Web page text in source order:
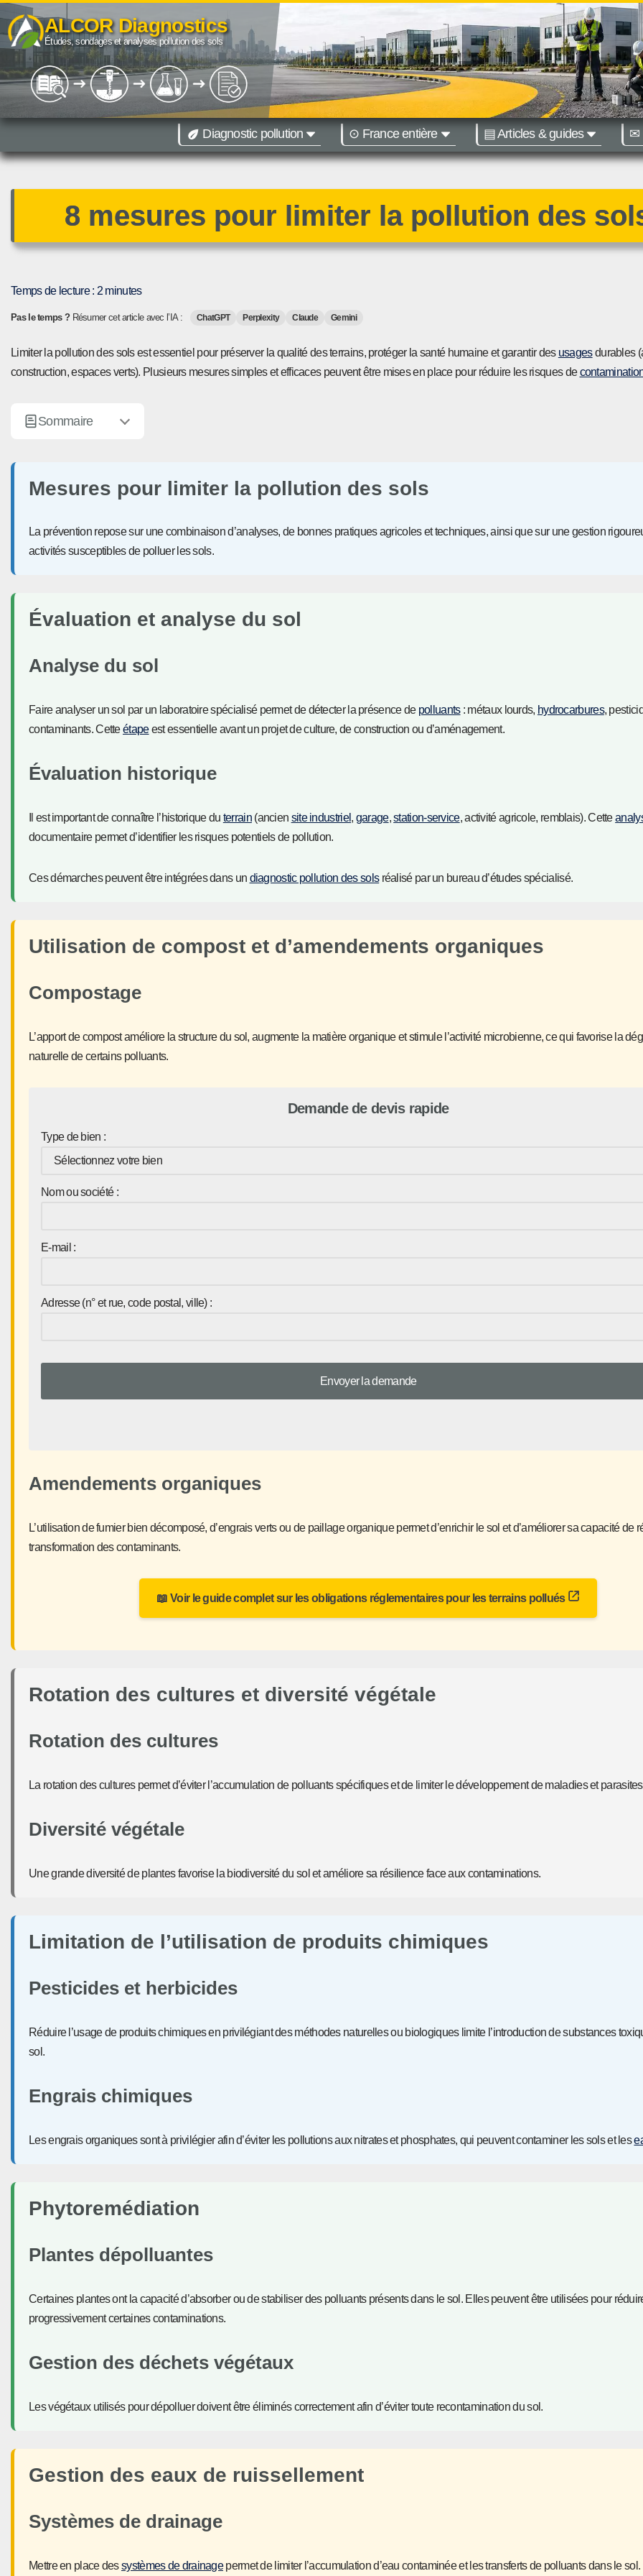
Aller
au
contenu
ALCOR Diagnostics
Études, sondages et analyses pollution des sols
Diagnostic pollution ⊙ France entière ▤ Articles & guides ✉
09 67 38 40 85
ParisLilleDijonLyonMarseilleMontpellierToulouseBesançonNantesBordeaux
8 mesures pour limiter la pollution des
Temps de lecture : 2 minutes
Pas le temps ? Résumer cet article avec l’IA : ChatGPT Perplexity Claude Gemini
Limiter la pollution des sols est essentiel pour préserver la qualité des terrains, protéger la santé humaine et garantir des usagesdurables
construction, espaces verts). Plusieurs mesures simples et efficaces peuvent être mises en place pour réduire les risques de
Sommaire
Mesures pour limiter la pollution des sols
La prévention repose sur une combinaison d’analyses, de bonnes pratiques agricoles et techniques, ainsi que sur une gestion
activités susceptibles de polluer les sols.
Évaluation et analyse du sol
Analyse du sol
Faire analyser un sol par un laboratoire spécialisé permet de détecter la présence de polluants: métaux lourds, hydrocarbures,
contaminants. Cetteétapeest essentielle avant un projet de culture, de construction ou d’aménagement.
Évaluation historique
Il est important de connaître l’historique du terrain(ancien site industriel, garage,station-service, activité agricole, remblais). Cette
documentaire permet d’identifier les risques potentiels de pollution.
Ces démarches peuvent être intégrées dans un diagnostic pollution des solsréalisé par un bureau d’études spécialisé.
Utilisation de compost et d’amendements organiques
Compostage
L’apport de compost améliore la structure du sol, augmente la matière organique et stimule l’activité microbienne, ce qui favorise la
naturelle de certains polluants.
Demande de devis rapide
Type de bien :
Nom ou société :
E-mail :
Adresse (n° et rue, code postal, ville) :
Amendements organiques
L’utilisation de fumier bien décomposé, d’engrais verts ou de paillage organique permet d’enrichir le sol et d’améliorer sa capacité de
transformation des contaminants.
📖 Voir le guide complet sur les obligations réglementaires pour les terrains pollués
Rotation des cultures et diversité végétale
Rotation des cultures
La rotation des cultures permet d’éviter l’accumulation de polluants spécifiques et de limiter le développement de maladies et
Diversité végétale
Une grande diversité de plantes favorise la biodiversité du sol et améliore sa résilience face aux contaminations.
Limitation de l’utilisation de produits chimiques
Pesticides et herbicides
Réduire l’usage de produits chimiques en privilégiant des méthodes naturelles ou biologiques limite l’introduction de substances
sol.
Engrais chimiques
Les engrais organiques sont à privilégier afin d’éviter les pollutions aux nitrates et phosphates, qui peuvent contaminer les sols et les
Phytoremédiation
Plantes dépolluantes
Certaines plantes ont la capacité d’absorber ou de stabiliser des polluants présents dans le sol. Elles peuvent être utilisées pour
progressivement certaines contaminations.
Gestion des déchets végétaux
Les végétaux utilisés pour dépolluer doivent être éliminés correctement afin d’éviter toute recontamination du sol.
Gestion des eaux de ruissellement
Systèmes de drainage
Mettre en place dessystèmes de drainagepermet de limiter l’accumulation d’eau contaminée et les transferts de polluants dans le sol.